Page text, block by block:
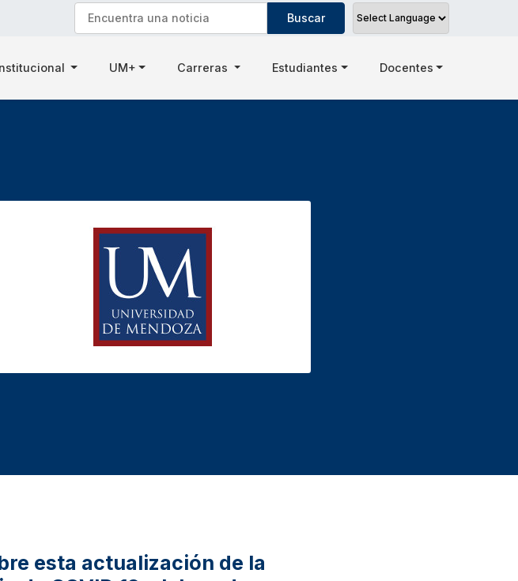
UM+ Carreras Estudiantes Docentes
esta actualización de la